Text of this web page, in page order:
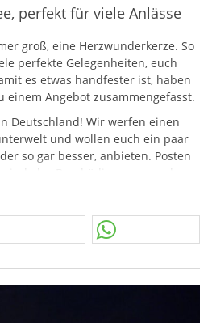
perfekt für viele Anlässe
groß, eine Herzwunderkerze. So
perfekte Gelegenheiten, euch
es etwas handfester ist, haben
einem Angebot zusammengefasst.
Deutschland! Wir werfen einen
und wollen euch ein paar
so gar besser, anbieten. Posten
also Beschädigungen an den
es kann bei Sortimenten und Sets
z.b. Raketen fehlen, wenn das
extra darauf hin.
es geht! Die Artikel stammen in
und preislich orientieren wir uns